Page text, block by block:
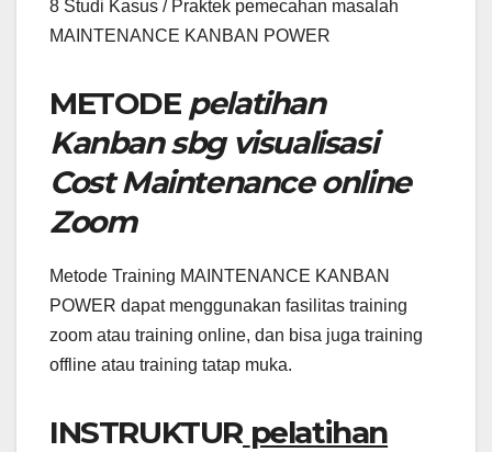
8 Studi Kasus / Praktek pemecahan masalah
MAINTENANCE KANBAN POWER
METODE pelatihan
Kanban sbg visualisasi
Cost Maintenance online
Zoom
Metode Training MAINTENANCE KANBAN
POWER dapat menggunakan fasilitas training
zoom atau training online, dan bisa juga training
offline atau training tatap muka.
INSTRUKTUR pelatihan